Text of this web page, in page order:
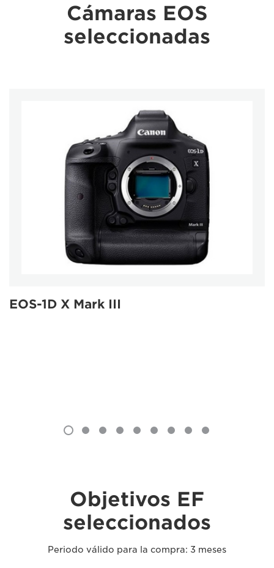
Cámaras EOS
seleccionadas
EOS-1D X Mark III
Objetivos EF
seleccionados
Periodo válido para la compra: 3 meses